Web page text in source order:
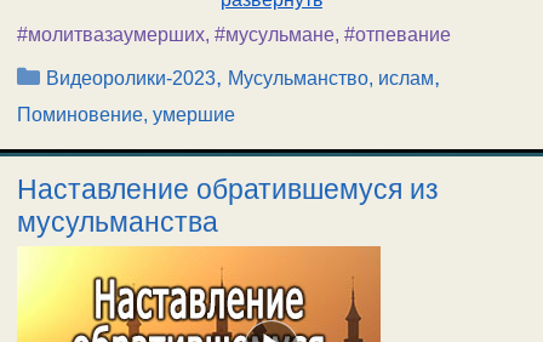
#молитвазаумерших, #мусульмане, #отпевание
Рубрики
Видеоролики-2023, Мусульманство, ислам,
Поминовение, умершие
Наставление обратившемуся из
мусульманства